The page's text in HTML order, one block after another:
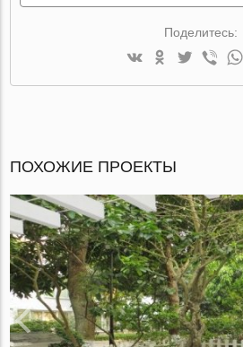
Поделитесь:
ПОХОЖИЕ ПРОЕКТЫ